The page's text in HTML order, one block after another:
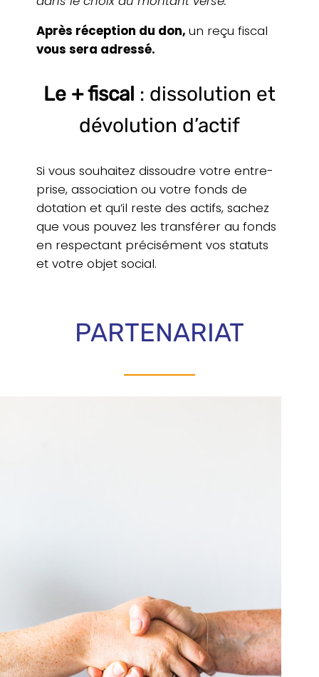
Après récep­tion du don, un reçu fiscal
vous sera adressé.
Le + fiscal : dissolution et
dévolution d’actif
Si vous sou­hai­tez dis­soudre votre entre­
prise, asso­cia­tion ou votre fonds de
dota­tion et qu’il reste des actifs, sachez
que vous pouvez les trans­fé­rer au fonds
en res­pec­tant pré­ci­sé­ment vos statuts
et votre objet social.
PARTENARIAT